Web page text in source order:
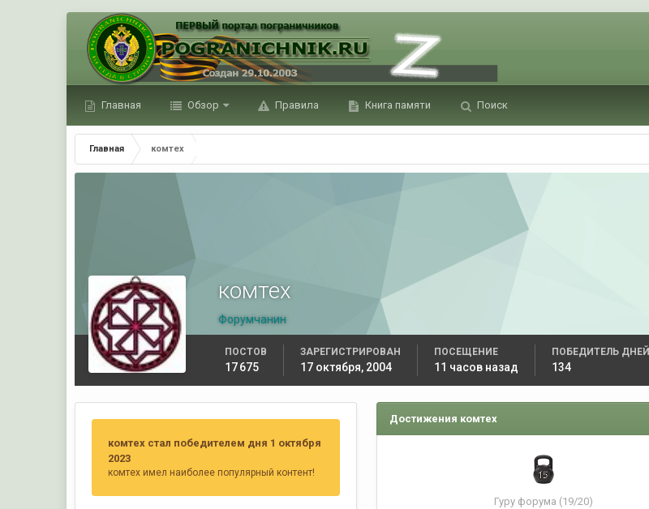
Главная Обзор Правила Книга памяти Поиск
Главная комтех
комтех
Форумчанин
ПОСТОВ
17 675
ЗАРЕГИСТРИРОВАН
17 октября, 2004
ПОСЕЩЕНИЕ
11 часов назад
ПОБЕДИТЕЛЬ ДНЕЙ
134
комтех стал победителем дня 1 октября
2023
комтех имел наиболее популярный контент!
Достижения комтех
Гуру форума (19/20)